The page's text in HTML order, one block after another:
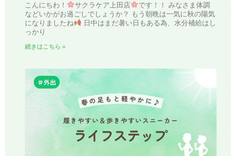
こんにちわ！ サクラケア上田店
です！！ みなさま体調
などいかがお過ごしでしょうか？ もう朝晩は一気に秋の陽気
になりましたね
日中はまだ暑い日もある為、水分補給はし
っかり
続きはこちら »